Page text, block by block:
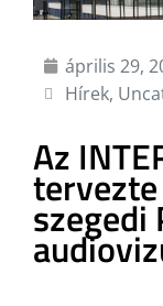
április 29,
Hírek,
Az
szegedi